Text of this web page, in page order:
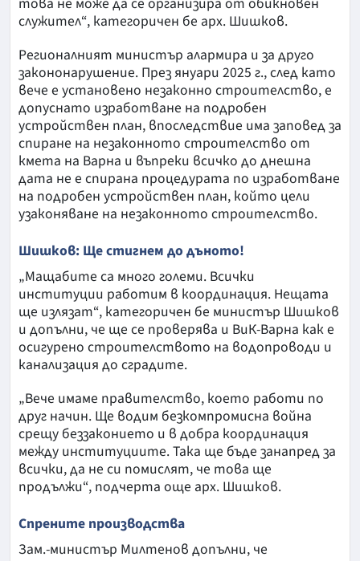
служител“, категоричен бе арх. Шишков.
Регионалният министър алармира и за друго
закононарушение. През януари 2025 г., след като
вече е установено незаконно строителство, е
допуснато изработване на подробен
устройствен план, впоследствие има заповед за
спиране на незаконното строителство от
кмета на Варна и въпреки всичко до днешна
дата не е спирана процедурата по изработване
на подробен устройствен план, който цели
узаконяване на незаконното строителство.
Шишков: Ще стигнем до дъното!
„Мащабите са много големи. Всички
институции работим в координация. Нещата
ще излязат“, категоричен бе министър Шишков
и допълни, че ще се проверява и ВиК-Варна как е
осигурено строителството на водопроводи и
канализация до сградите.
„Вече имаме правителство, което работи по
друг начин. Ще водим безкомпромисна война
срещу беззаконието и в добра координация
между институциите. Така ще бъде занапред за
всички, да не си помислят, че това ще
продължи“, подчерта още арх. Шишков.
Спрените производства
Зам.-министър Милтенов допълни, че